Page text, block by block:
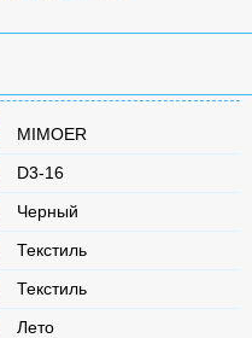
MIMOER
D3-16
Черный
Текстиль
Текстиль
Лето